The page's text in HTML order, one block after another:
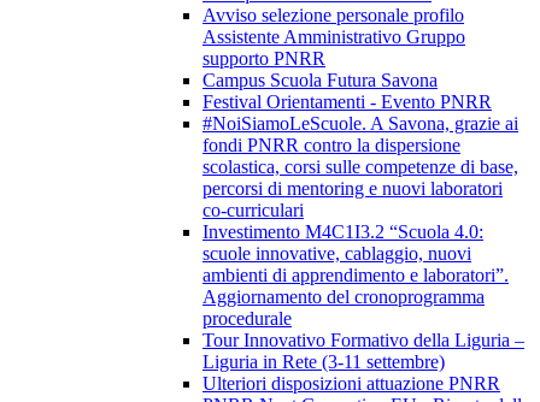
Avviso selezione personale profilo
Assistente Amministrativo Gruppo
supporto PNRR
Campus Scuola Futura Savona
Festival Orientamenti - Evento PNRR
#NoiSiamoLeScuole. A Savona, grazie ai
fondi PNRR contro la dispersione
scolastica, corsi sulle competenze di base,
percorsi di mentoring e nuovi laboratori
co-curriculari
Investimento M4C1I3.2 “Scuola 4.0:
scuole innovative, cablaggio, nuovi
ambienti di apprendimento e laboratori”.
Aggiornamento del cronoprogramma
procedurale
Tour Innovativo Formativo della Liguria –
Liguria in Rete (3-11 settembre)
Ulteriori disposizioni attuazione PNRR